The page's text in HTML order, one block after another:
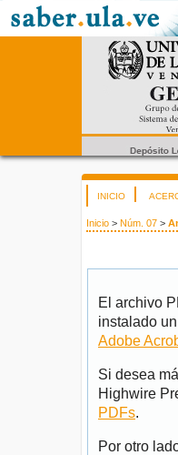
INICIO
Inicio > Núm. 07 >
El archivo
instalado
Adobe
Si desea
Highwire
PDFs.
Por otro